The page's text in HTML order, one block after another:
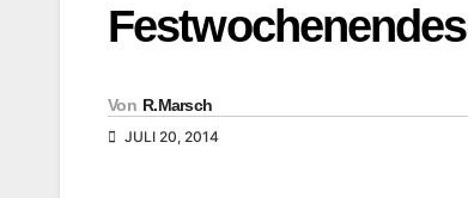
Festwochenendes
Von R.Marsch
JULI 20, 2014